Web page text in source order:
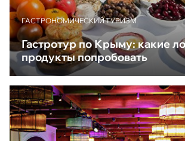
ГАСТРОНОМИЧЕСКИЙ ТУРИЗМ
Гастротур по Крыму: какие
продукты попробовать